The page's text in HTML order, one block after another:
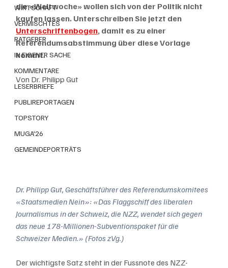
WIRTSCHAFT
VERMISCHTES
RATGEBER
IN EIGENER SACHE
KOMMENTARE
LESERBRIEFE
PUBLIREPORTAGEN
TOPSTORY
MUGA'26
GEMEINDEPORTRÄTS
die «Weltwoche» wollen sich von der Politik nicht
kaufen lassen. Unterschreiben Sie jetzt den
Unterschriftenbogen, damit es zu einer
Referendumsabstimmung über diese Vorlage
kommt.
Von Dr. Philipp Gut
Dr. Philipp Gut, Geschäftsführer des Referendumskomitees
«Staatsmedien Nein»: «Das Flaggschiff des liberalen
Journalismus in der Schweiz, die NZZ, wendet sich gegen
das neue 178-Millionen-Subventionspaket für die
Schweizer Medien.» (Fotos zVg.)
Der wichtigste Satz steht in der Fussnote des NZZ-